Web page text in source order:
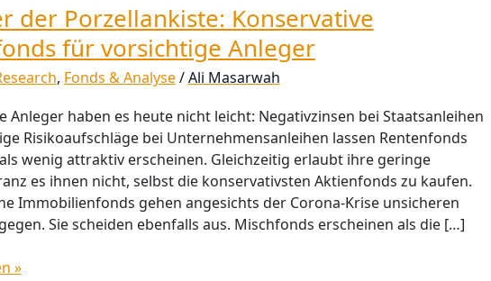
der Porzellankiste: Konservative
für vorsichtige Anleger
, Fonds & Analyse/Ali Masarwah
Anleger haben es heute nicht leicht: Negativzinsen bei Staatsanleihen
Risikoaufschläge bei Unternehmensanleihen lassen Rentenfonds
als wenig attraktiv erscheinen. Gleichzeitig erlaubt ihre geringe
es ihnen nicht, selbst die konservativsten Aktienfonds zu kaufen.
Immobilienfonds gehen angesichts der Corona-Krise unsicheren
Sie scheiden ebenfalls aus. Mischfonds erscheinen als die […]
»